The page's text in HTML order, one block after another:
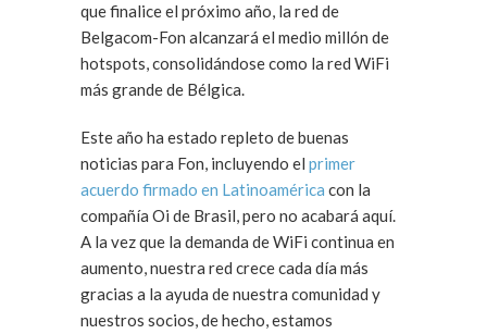
que finalice el próximo año, la red de
Belgacom-Fon alcanzará el medio millón de
hotspots, consolidándose como la red WiFi
más grande de Bélgica.
Este año ha estado repleto de buenas
noticias para Fon, incluyendo el primer
acuerdo firmado en Latinoamérica con la
compañía Oi de Brasil, pero no acabará aquí.
A la vez que la demanda de WiFi continua en
aumento, nuestra red crece cada día más
gracias a la ayuda de nuestra comunidad y
nuestros socios, de hecho, estamos